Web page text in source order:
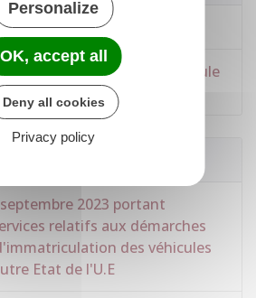
France d'un véhicule
pour immatriculer un véhicule
fiscal
2023 portant
relatifs aux démarches
des véhicules
Etat de l'U.E
Personalize
OK, accept all
Deny all cookies
Privacy policy